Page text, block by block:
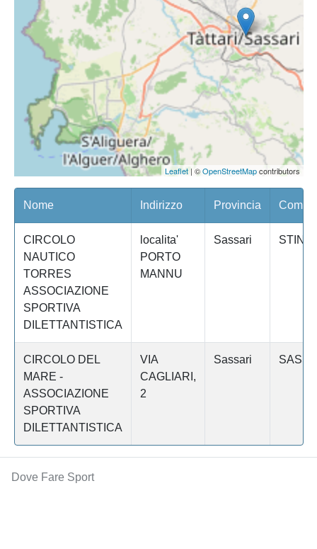
Leaflet| ©OpenStreetMapcontributors
Nome Indirizzo Provincia
CIRCOLO
NAUTICO
TORRES
ASSOCIAZIONE
SPORTIVA
DILETTANTISTICA
localita'
PORTO
MANNU
Sassari
CIRCOLO DEL
MARE -
ASSOCIAZIONE
SPORTIVA
DILETTANTISTICA
VIA
CAGLIARI,
2
Sassari
Dove Fare Sport